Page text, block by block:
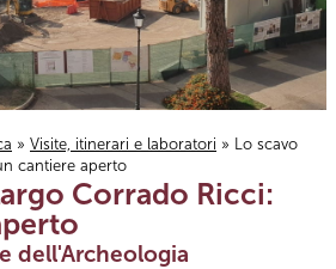
» Visite, itinerari e laboratori » Lo scavo
cantiere aperto
Corrado Ricci:
dell'Archeologia